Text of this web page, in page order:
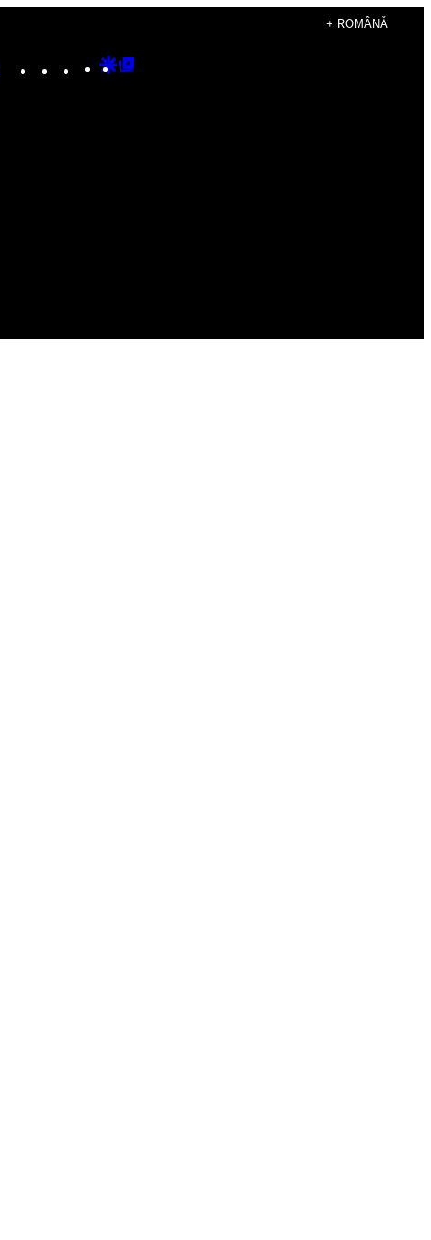
+ ROMÂNĂ
Instagram
TikTokYouTube
Google